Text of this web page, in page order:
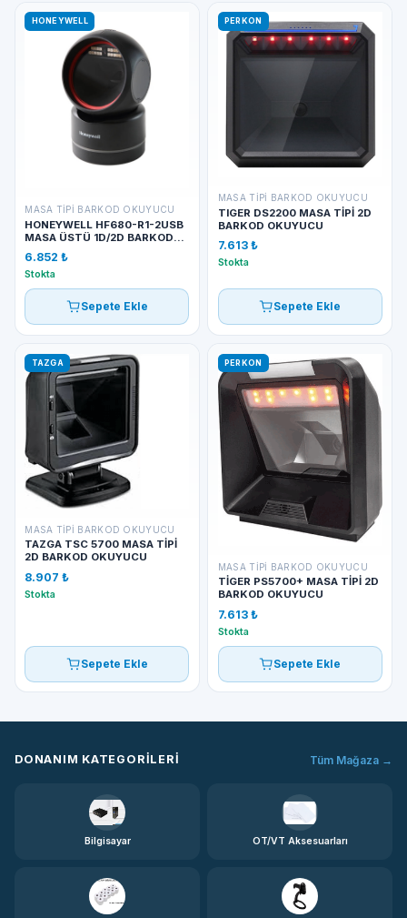
HONEYWELL
MASA TIPI BARKOD OKUYUCU
HONEYWELL HF680-R1-2USB
MASA ÜSTÜ 1D/2D BARKOD
6.852 ₺
Stokta
Sepete Ekle
PERKON
MASA TIPI BARKOD OKUYUCU
TIGER DS2200 MASA TİPİ 2D
BARKOD OKUYUCU
7.613 ₺
Stokta
Sepete Ekle
TAZGA
MASA TIPI BARKOD OKUYUCU
TAZGA TSC 5700 MASA TİPİ
2D BARKOD OKUYUCU
8.907 ₺
Stokta
Sepete Ekle
PERKON
MASA TIPI BARKOD OKUYUCU
TİGER PS5700+ MASA TİPİ 2D
BARKOD OKUYUCU
7.613 ₺
Stokta
Sepete Ekle
DONANIM KATEGORILERI Tüm Mağaza →
Bilgisayar OT/VT Aksesuarları